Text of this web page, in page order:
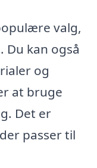
valg,
Du kan også
og
at bruge
Det er
passer til